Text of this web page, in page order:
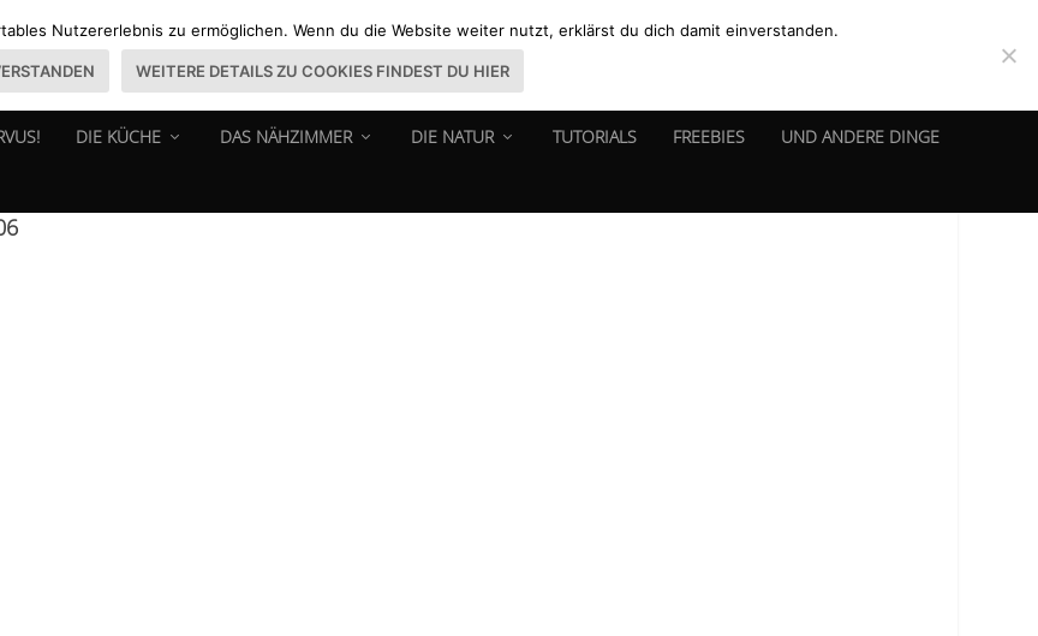
DIE KÜCHE DAS NÄHZIMMER DIE NATUR TUTORIALS FREEBIES UND ANDERE DINGE
Nutzererlebnis zu ermöglichen. Wenn du die Website weiter nutzt, erklärst du dich damit einverstanden.
WEITERE DETAILS ZU COOKIES FINDEST DU HIER